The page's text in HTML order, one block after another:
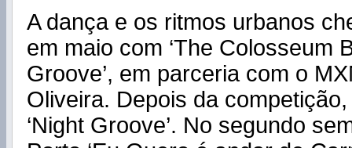
A dança e os ritmos urbanos
em maio com ‘The Colosseum
Groove’, em parceria com o
Oliveira. Depois da
‘Night Groove’. No segundo